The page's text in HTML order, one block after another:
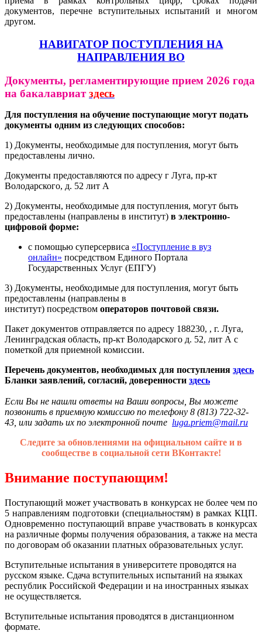
документов, перечне вступительных испытаний и многом
другом.
НАВИГАТОР ПОСТУПЛЕНИЯ НА
НАПРАВЛЕНИЯ ВО
Документы, регламентирующие прием 2026 года
на бакалавриатздесь
Для поступления на обучение поступающие могут подать
документы одним из следующих способов:
1) Документы, необходимые для поступления, могут быть
предоставлены лично.
Документы предоставляются по адресу г Луга, пр-кт
Володарского, д. 52 лит А
2) Документы, необходимые для поступления, могут быть
предоставлены (направлены в институт) в электронно-
цифровой форме:
с помощью суперсервиса «Поступление в вуз
онлайн» посредством Единого Портала
Государственных Услуг (ЕПГУ)
3) Документы, необходимые для поступления, могут быть
предоставлены (направлены в
институт) посредством операторов почтовой связи.
Пакет документов отправляется по адресу 188230, , г. Луга,
Ленинградская область, пр-кт Володарского д. 52, лит А с
пометкой для приемной комиссии.
Перечень документов, необходимых для поступления здесь
Бланки заявлений, согласий, доверенности здесь
Если Вы не нашли ответы на Ваши вопросы, Вы можете
позвонить в приемную комиссию по телефону 8 (813) 722-32-
43, или задать их по электронной почте luga.priem@mail.ru
Следите за обновлениями на официальном сайте и в
сообществе в социальной сети ВКонтакте!
Внимание поступающим!
Поступающий может участвовать в конкурсах не более чем по
5 направлениям подготовки (специальностям) в рамках КЦП.
Одновременно поступающий вправе участвовать в конкурсах
на различные формы получения образования, а также на места
по договорам об оказании платных образовательных услуг.
Вступительные испытания в университете проводятся на
русском языке. Сдача вступительных испытаний на языках
республик Российской Федерации и на иностранных языках
не осуществляется.
Вступительные испытания проводятся в дистанционном
формате.